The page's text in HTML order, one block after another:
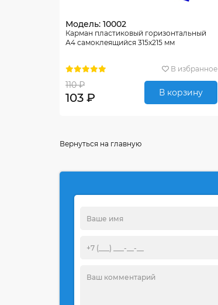
Модель: 10002
Карман пластиковый горизонтальный
А4 самоклеящийся 315х215 мм
В избранное
110 ₽
103 ₽ В корзину
Вернуться на главную